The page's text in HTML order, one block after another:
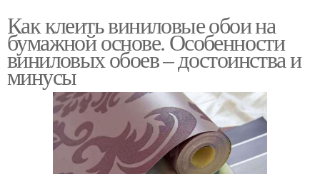
Как клеить виниловые обои на
бумажной основе. Особенности
виниловых обоев – достоинства и
минусы